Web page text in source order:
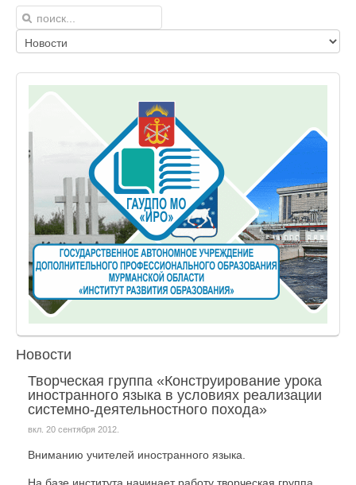
Новости
Творческая группа «Конструирование урока
иностранного языка в условиях реализации
системно-деятельностного похода»
вкл. 20 сентября 2012
Вниманию учителей иностранного языка.